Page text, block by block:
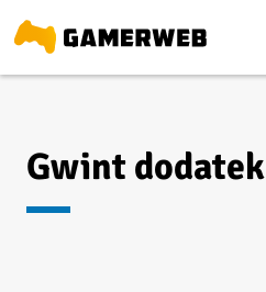
Gwint dodatek